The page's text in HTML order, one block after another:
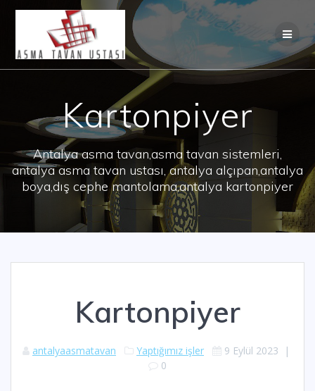
Skip
Kartonpiyer
Antalya asma tavan,asma tavan sistemleri,
antalya asma tavan ustası, antalya alçıpan,antalya
boya,dış cephe mantolama,antalya kartonpiyer
Kartonpiyer
antalyaasmatavan Yaptığımız işler 9 Eylül 2023 |
0